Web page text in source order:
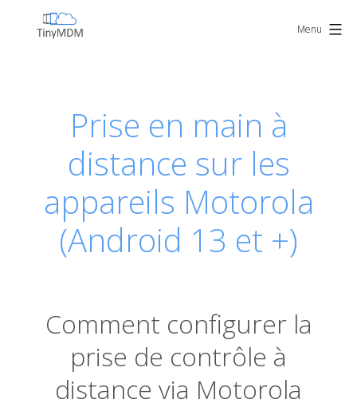
TinyMDM Menu
Prise en main à
distance sur les
appareils Motorola
(Android 13 et +)
Comment configurer la
prise de contrôle à
distance via Motorola